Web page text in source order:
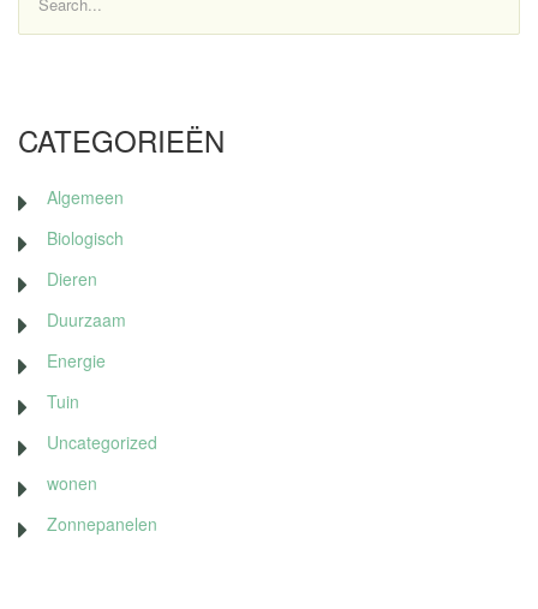
CATEGORIEËN
Algemeen
Biologisch
Dieren
Duurzaam
Energie
Tuin
Uncategorized
wonen
Zonnepanelen